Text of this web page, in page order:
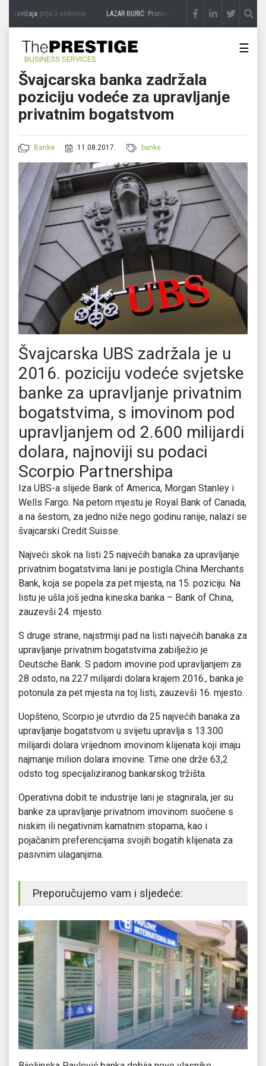
zavičajaprije 3 sedmice LAZAR ĐURIĆ: Promocija potencijal pretvara u
BUSINESS SERVICES
☰
Švajcarska banka zadržala
poziciju vodeće za upravljanje
privatnim bogatstvom
Banke 11.08.2017. banke
Švajcarska UBS zadržala je u
2016. poziciju vodeće svjetske
banke za upravljanje privatnim
bogatstvima, s imovinom pod
upravljanjem od 2.600 milijardi
dolara, najnoviji su podaci
Scorpio Partnershipa
Iza UBS-a slijede Bank of America, Morgan Stanley i
Wells Fargo. Na petom mjestu je Royal Bank of Canada,
a na šestom, za jedno niže nego godinu ranije, nalazi se
švajcarski Credit Suisse.
Najveći skok na listi 25 najvećih banaka za upravljanje
privatnim bogatstvima lani je postigla China Merchants
Bank, koja se popela za pet mjesta, na 15. poziciju. Na
listu je ušla još jedna kineska banka – Bank of China,
zauzevši 24. mjesto.
S druge strane, najstrmiji pad na listi najvećih banaka za
upravljanje privatnim bogatstvima zabilježio je
Deutsche Bank. S padom imovine pod upravljanjem za
28 odsto, na 227 milijardi dolara krajem 2016., banka je
potonula za pet mjesta na toj listi, zauzevši 16. mjesto.
Uopšteno, Scorpio je utvrdio da 25 najvećih banaka za
upravljanje bogatstvom u svijetu upravlja s 13.300
milijardi dolara vrijednom imovinom klijenata koji imaju
najmanje milion dolara imovine. Time one drže 63,2
odsto tog specijaliziranog bankarskog tržišta.
Operativna dobit te industrije lani je stagnirala, jer su
banke za upravljanje privatnom imovinom suočene s
niskim ili negativnim kamatnim stopama, kao i
pojačanim preferencijama svojih bogatih klijenata za
pasivnim ulaganjima.
Preporučujemo vam i sljedeće: